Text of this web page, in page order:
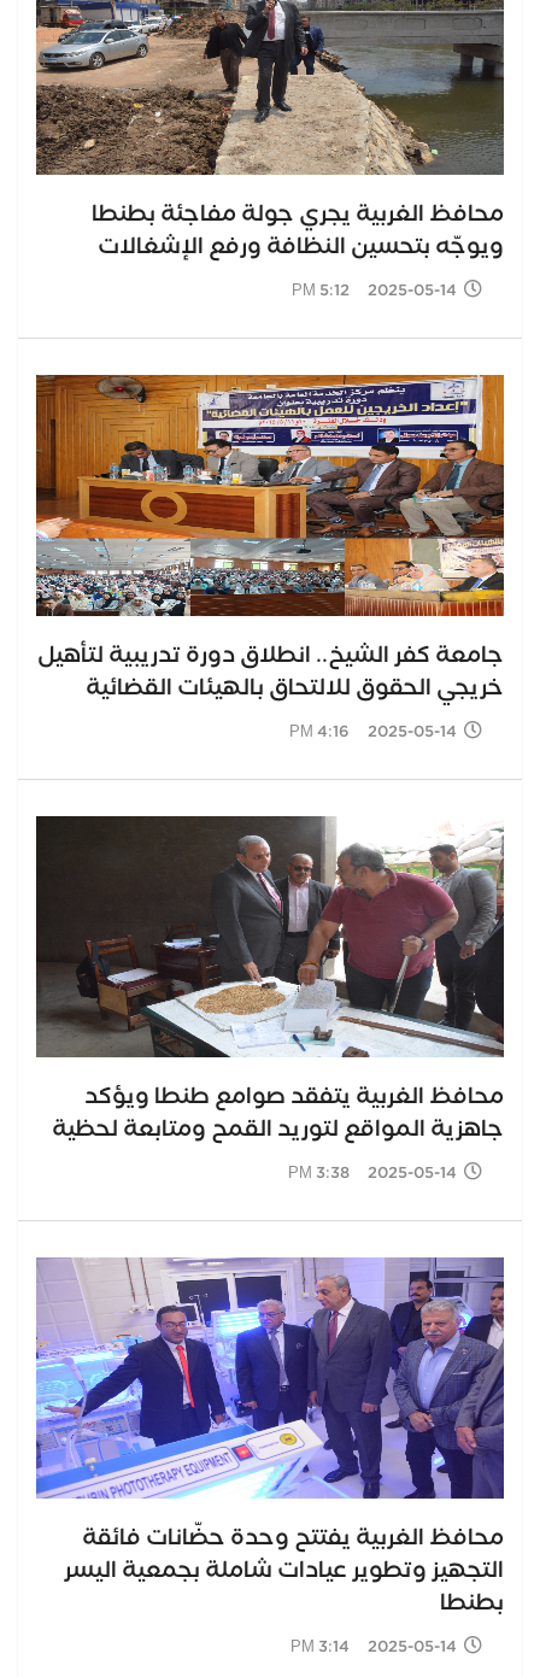
محافظ الغربية يجري جولة مفاجئة بطنطا
ويوجّه بتحسين النظافة ورفع الإشغالات
2025-05-14 5:12 PM
جامعة كفر الشيخ.. انطلاق دورة تدريبية لتأهيل
خريجي الحقوق للالتحاق بالهيئات القضائية
2025-05-14 4:16 PM
محافظ الغربية يتفقد صوامع طنطا ويؤكد
جاهزية المواقع لتوريد القمح ومتابعة لحظية
2025-05-14 3:38 PM
محافظ الغربية يفتتح وحدة حضّانات فائقة
التجهيز وتطوير عيادات شاملة بجمعية اليسر
بطنطا
2025-05-14 3:14 PM